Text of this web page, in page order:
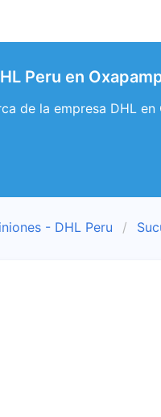
Peru en
de la empresa DHL
- DHL Peru